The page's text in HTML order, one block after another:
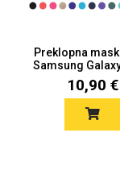
Preklopna
Samsung
Više...
10,90 €